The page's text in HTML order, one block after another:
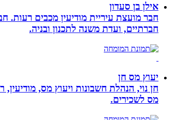
אילן בן סעדון
חבר מועצת עיריית מודיעין מכבים רעות.
חברתיים, ועדת משנה לתכנון ובניה.
יעוץ מס חן
מס לשכירים.